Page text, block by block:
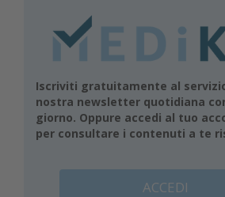
Iscriviti gratuitamente al
nostra newsletter quotidiana
giorno. Oppure accedi al tuo
per consultare i contenuti a te
ACCEDI